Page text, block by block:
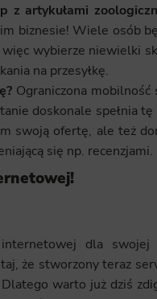
z artykułami
biznesie! Wiele osób
wybierze niewielki
na przesyłkę.
Ograniczona mobilność
doskonale spełnia
swoją ofertę, ale też
się np. recenzjami.
dla
że stworzony teraz
warto już dziś